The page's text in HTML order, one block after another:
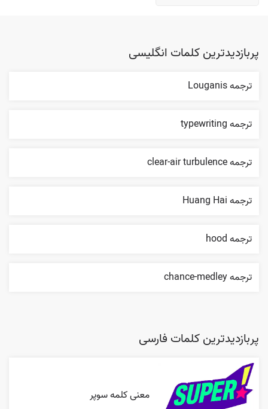
پربازدیدترین کلمات انگلیسی
ترجمه Louganis
ترجمه typewriting
ترجمه clear-air turbulence
ترجمه Huang Hai
ترجمه hood
ترجمه chance-medley
پربازدیدترین کلمات فارسی
معنی کلمه سوپر